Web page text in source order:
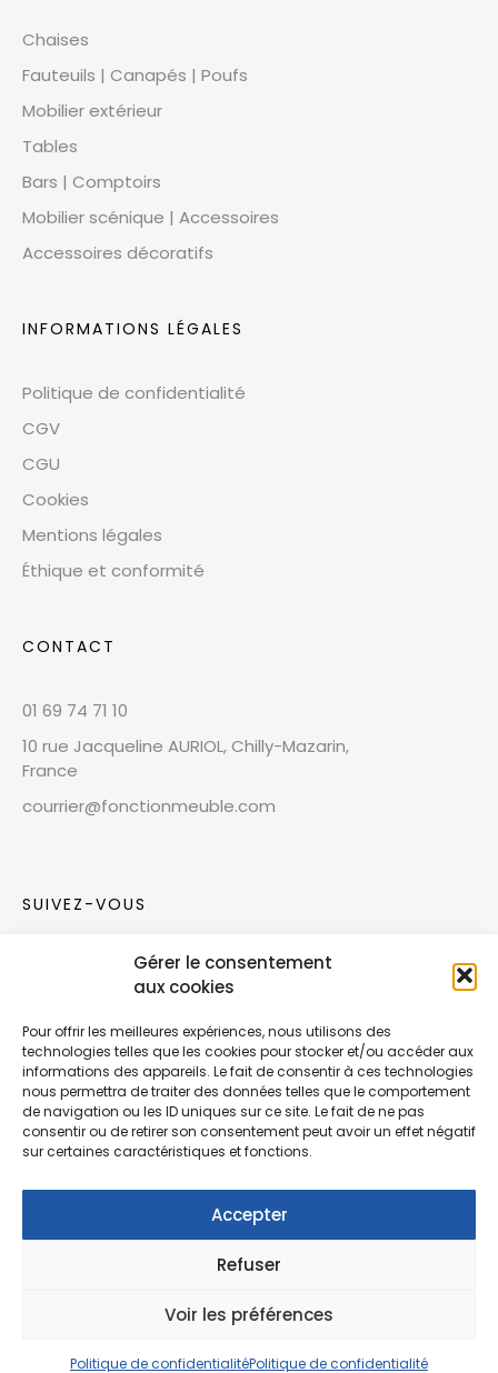
Gérer le consentement
aux cookies
Pour offrir les meilleures expériences, nous utilisons des
technologies telles que les cookies pour stocker et/ou accéder aux
informations des appareils. Le fait de consentir à ces technologies
nous permettra de traiter des données telles que le comportement
de navigation ou les ID uniques sur ce site. Le fait de ne pas
consentir ou de retirer son consentement peut avoir un effet négatif
sur certaines caractéristiques et fonctions.
Accepter
Refuser
Voir les préférences
Politique de confidentialitéPolitique de confidentialité
Chaises
Fauteuils | Canapés | Poufs
Mobilier extérieur
Tables
Bars | Comptoirs
Mobilier scénique | Accessoires
Accessoires décoratifs
INFORMATIONS LÉGALES
Politique de confidentialité
CGV
CGU
Cookies
Mentions légales
Éthique et conformité
CONTACT
01 69 74 71 10
10 rue Jacqueline AURIOL, Chilly-Mazarin,
France
courrier@fonctionmeuble.com
SUIVEZ-VOUS
Rejoignez notre communauté sur les réseaux
Nouvelles collections, vie de l’équipe ou
inspirations : soyez informés de nos dernières
actualités.
© Copyright Fonction Meuble